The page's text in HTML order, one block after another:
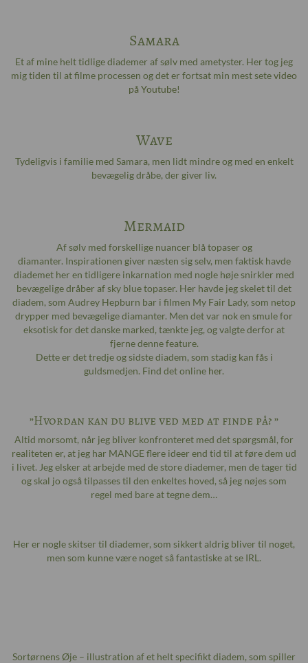
Samara
Et af mine helt tidlige diademer af sølv med ametyster. Her tog jeg
mig tiden til at filme processen og det er fortsat min mest setevideo
på Youtube!
Wave
Tydeligvis i familie med Samara, men lidt mindre og med en enkelt
bevægelig dråbe, der giver liv.
Mermaid
Af sølv med forskellige nuancer blå topaser og
diamanter. Inspirationen giver næsten sig selv, men faktisk havde
diademet her en tidligere inkarnation med nogle høje snirkler med
bevægelige dråber af sky blue topaser. Her havde jeg skelet til det
diadem, som Audrey Hepburn bar i filmen My Fair Lady, som netop
drypper med bevægelige diamanter. Men det var nok en smule for
eksotisk for det danske marked, tænkte jeg, og valgte derfor at
fjerne denne feature.
Dette er det tredje og sidste diadem, som stadig kan fås i
guldsmedjen. Find det online her.
”Hvordan kan du blive ved med at finde på? ”
Altid morsomt, når jeg bliver konfronteret med det spørgsmål, for
realiteten er, at jeg har MANGE flere ideer end tid til at føre dem ud
i livet. Jeg elsker at arbejde med de store diademer, men de tager tid
og skal jo også tilpasses til den enkeltes hoved, så jeg nøjes som
regel med bare at tegne dem…
Her er nogle skitser til diademer, som sikkert aldrig bliver til noget,
men som kunne være noget så fantastiske at se IRL.
Sortørnens Øje – illustration af et helt specifikt diadem, som spiller